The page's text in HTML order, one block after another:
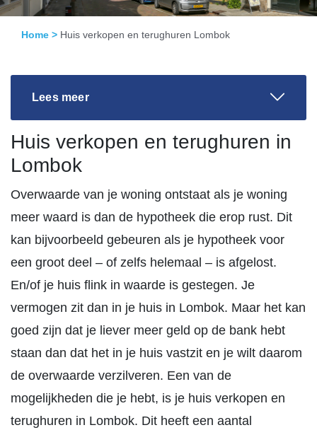
Home > Huis verkopen en terughuren Lombok
Lees meer
Huis verkopen en terughuren in
Lombok
Overwaarde van je woning ontstaat als je woning
meer waard is dan de hypotheek die erop rust. Dit
kan bijvoorbeeld gebeuren als je hypotheek voor
een groot deel – of zelfs helemaal – is afgelost.
En/of je huis flink in waarde is gestegen. Je
vermogen zit dan in je huis in Lombok. Maar het kan
goed zijn dat je liever meer geld op de bank hebt
staan dan dat het in je huis vastzit en je wilt daarom
de overwaarde verzilveren. Een van de
mogelijkheden die je hebt, is je huis verkopen en
terughuren in Lombok. Dit heeft een aantal